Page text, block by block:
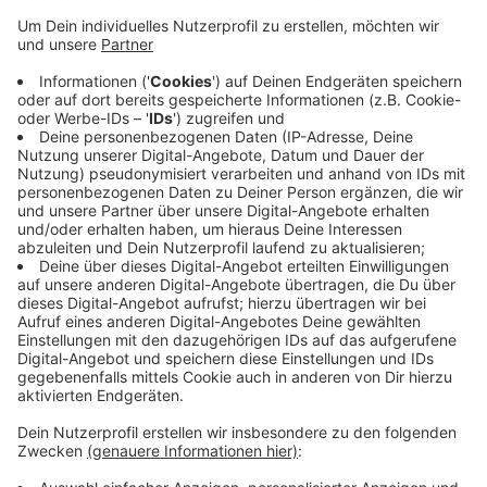
Anzeige
Außerdem klauten sie einige Kupferrohre aus dem
Innenbereich. Wie die Unbekannten in die Halle
gelangen konnten, wird derzeit ermittelt. Die Halle an
der Schmittstraße wird derzeit saniert.
Zeugen, die Hinweise zu den Vorfällen geben können,
werden gebeten, sich unter der Rufnummer 0228/15-0
beim Staatsschutz 1 der Bonner Polizei zu melden.
PR
Anzeige